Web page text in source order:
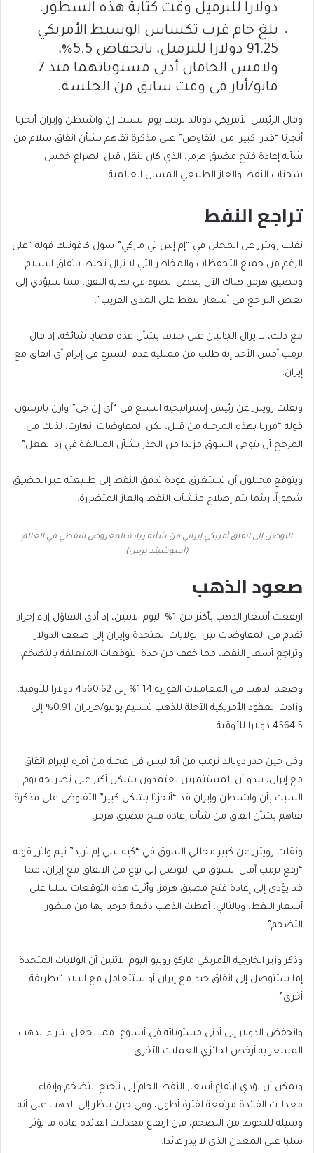
دولارا للبرميل وقت كتابة هذه السطور.
بلغ خام غرب تكساس الوسيط الأمريكي
91.25 دولارا للبرميل، بانخفاض 5.5%،
ولامس الخامان أدنى مستوياتهما منذ 7
مايو/أيار في وقت سابق من الجلسة.
وقال الرئيس الأمريكي دونالد ترمب يوم السبت إن واشنطن وإيران أنجزتا
أنجزتا “قدرا كبيرا من التفاوض” على مذكرة تفاهم بشأن اتفاق سلام من
شأنه إعادة فتح مضيق هرمز، الذي كان ينقل قبل الصراع خمس
شحنات النفط والغاز الطبيعي المسال العالمية.
تراجع النفط
نقلت رويترز عن المحلل في “إم إس تي ماركي” سول كافونيك قوله “على
الرغم من جميع التحفظات والمخاطر التي لا تزال تحيط باتفاق السلام
ومضيق هرمز، هناك الآن بعض الضوء في نهاية النفق، مما سيؤدي إلى
بعض التراجع في أسعار النفط على المدى القريب”.
مع ذلك، لا يزال الجانبان على خلاف بشأن عدة قضايا شائكة، إذ قال
ترمب أمس الأحد إنه طلب من ممثليه عدم التسرع في إبرام أي اتفاق مع
إيران.
ونقلت رويترز عن رئيس إستراتيجية السلع في “آي إن جي” وارن باترسون
قوله “مررنا بهذه المرحلة من قبل، لكن المفاوضات انهارت، لذلك من
المرجح أن يتوخى السوق مزيدا من الحذر بشأن المبالغة في رد الفعل”.
ويتوقع محللون أن تستغرق عودة تدفق النفط إلى طبيعته عبر المضيق
شهوراً، ريثما يتم إصلاح منشآت النفط والغاز المتضررة.
التوصل إلى اتفاق أمريكي إيراني من شأنه زيادة المعروض النفطي في العالم
(أسوشيتد برس)
صعود الذهب
ارتفعت أسعار الذهب بأكثر من 1% اليوم الاثنين، إذ أدى التفاؤل إزاء إحراز
تقدم في المفاوضات بين الولايات المتحدة وإيران إلى ضعف الدولار
وتراجع أسعار النفط، مما خفف من حدة التوقعات المتعلقة بالتضخم.
وصعد الذهب في المعاملات الفورية 1.14% إلى 4560.62 دولارا للأوقية،
وزادت العقود الأمريكية الآجلة للذهب تسليم يونيو/حزيران 0.91% إلى
4564.5 دولارا للأوقية.
وفي حين حذر دونالد ترمب من أنه ليس في عجلة من أمره لإبرام اتفاق
مع إيران، يبدو أن المستثمرين يعتمدون بشكل أكبر على تصريحه يوم
السبت بأن واشنطن وإيران قد “أنجزتا بشكل كبير” التفاوض على مذكرة
تفاهم بشأن اتفاق من شأنه إعادة فتح مضيق هرمز.
ونقلت رويترز عن كبير محللي السوق في “كيه سي إم تريد” تيم واترر قوله
“رفع ترمب آمال السوق في التوصل إلى نوع من الاتفاق مع إيران، مما
قد يؤدي إلى إعادة فتح مضيق هرمز. وأثرت هذه التوقعات سلبا على
أسعار النفط، وبالتالي، أعطت الذهب دفعة مرحبا بها من منظور
التضخم”.
وذكر وزير الخارجية الأمريكي ماركو روبيو اليوم الاثنين أن الولايات المتحدة
إما ستتوصل إلى اتفاق جيد مع إيران أو ستتعامل مع البلاد “بطريقة
أخرى”.
وانخفض الدولار إلى أدنى مستوياته في أسبوع، مما يجعل شراء الذهب
المسعر به أرخص لحائزي العملات الأخرى.
ويمكن أن يؤدي ارتفاع أسعار النفط الخام إلى تأجيج التضخم وإبقاء
معدلات الفائدة مرتفعة لفترة أطول، وفي حين ينظر إلى الذهب على أنه
وسيلة للتحوط من التضخم، فإن ارتفاع معدلات الفائدة عادة ما يؤثر
سلبا على المعدن الذي لا يدر عائدا.